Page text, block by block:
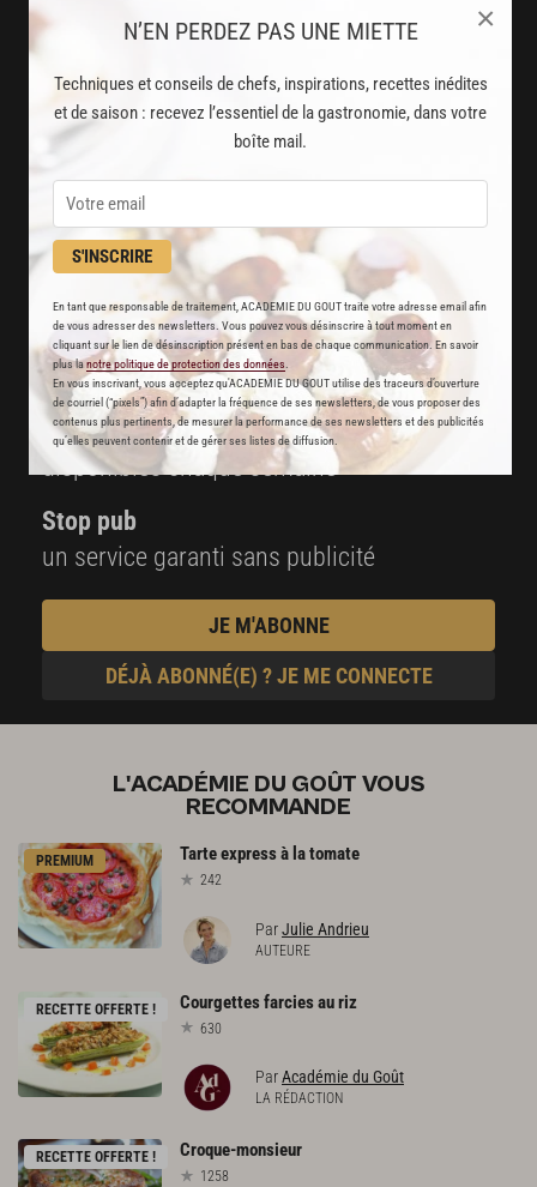
N’EN PERDEZ PAS UNE MIETTE
Techniques et conseils de chefs, inspirations, recettes inédites
et de saison : recevez l’essentiel de la gastronomie, dans votre
boîte mail.
S'INSCRIRE
En tant que responsable de traitement, ACADEMIE DU GOUT traite votre adresse email afin
de vous adresser des newsletters. Vous pouvez vous désinscrire à tout moment en
cliquant sur le lien de désinscription présent en bas de chaque communication. En savoir
plus lanotre politique de protection des données
En vous inscrivant, vous acceptez qu'ACADEMIE DU GOUT utilise des traceurs d’ouverture
de courriel (“pixels”) afin d’adapter la fréquence de ses newsletters, de vous proposer des
contenus plus pertinents, de mesurer la performance de ses newsletters et des publicités
qu’elles peuvent contenir et de gérer ses listes de diffusion.
×
AVEC VOTRE ABONNEMENT
PREMIUM
8000recettes exclusives
partagées par vos chefs préférés
2000vidéos de recettes
et techniques de cuisine et pâtisserie
Des nouveautés
disponibles chaque semaine
Stop pub
un service garanti sans publicité
JE M'ABONNE
DÉJÀ ABONNÉ(E) ? JE ME CONNECTE
L'ACADÉMIE DU GOÛT VOUS
RECOMMANDE
PREMIUM Tarteexpressà latomate
242
ParJulie Andrieu
AUTEURE
RECETTE OFFERTE ! Courgettesfarciesauriz
630
ParAcadémie du Goût
LA RÉDACTION
RECETTE OFFERTE ! Croque-monsieur
1258